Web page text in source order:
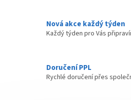
Nová akce každý týden
Každý týden pro Vás
Doručení PPL
Rychlé doručení přes